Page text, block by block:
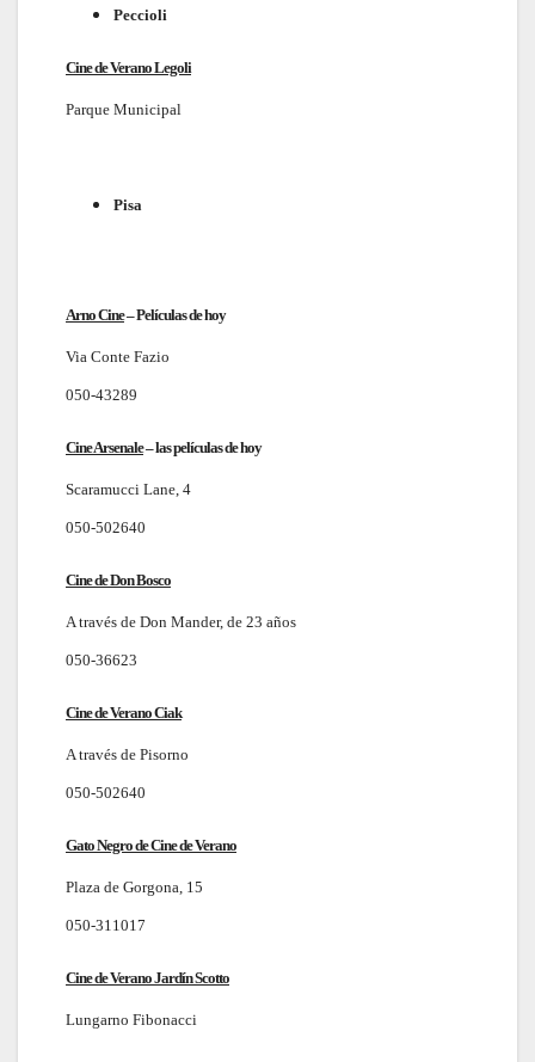
Peccioli
Cine de Verano Legoli
Parque Municipal
Pisa
Arno Cine–Películas de hoy
Via Conte Fazio
050-43289
Cine Arsenale–las películas de hoy
Scaramucci Lane, 4
050-502640
Cine de Don Bosco
A través de Don Mander, de 23 años
050-36623
Cine de Verano Ciak
A través de Pisorno
050-502640
Gato Negro de Cine de Verano
Plaza de Gorgona, 15
050-311017
Cine de Verano Jardín Scotto
Lungarno Fibonacci